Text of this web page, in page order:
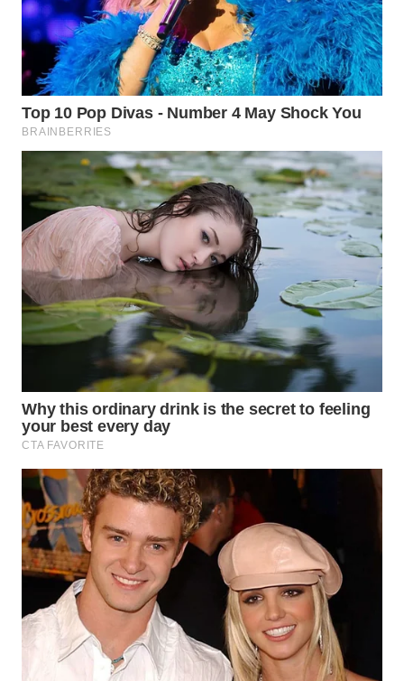
LISTRIK
WAHANA
TRAVEL
WAHANA
WAHANANEWS
ID
WAHANANEWS
CO ID
WAHANANEWS
NET
WAHANA
SPORT
UMKM
WAHANA
SELEB
WAHANA
PERSONA
WAHANA